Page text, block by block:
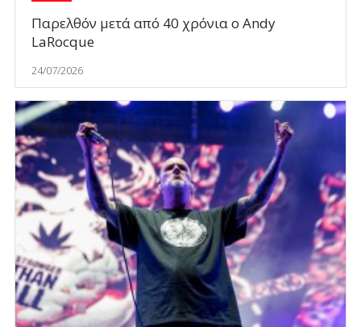
Παρελθόν μετά από 40 χρόνια ο Andy
LaRocque
24/07/2026